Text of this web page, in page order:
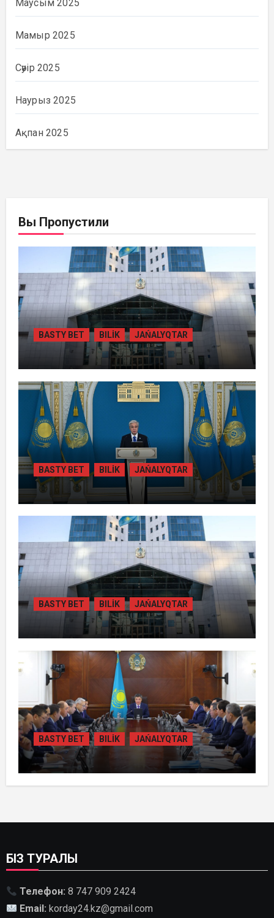
Маусым 2025
Мамыр 2025
Сәуір 2025
Наурыз 2025
Ақпан 2025
Вы Пропустили
BASTY BET BILİK JAŃALYQTAR
ЖАМБЫЛ ОБЛЫСЫНДА ҚАЙТАРЫЛҒАН
АКТИВТЕР ЕСЕБІНЕН 84 МЫҢ ТҰРҒЫН
ТҰРАҚТЫ ГАЗБЕН ҚАМТЫЛАДЫ
BASTY BET BILİK JAŃALYQTAR
ТОҚАЕВ БІРНЕШЕ ІРІ АВТОЖОЛ
ЖОБАСЫНЫҢ ҚҰРЫЛЫСЫН РЕСМИ
ТҮРДЕ БАСТАП БЕРДІ
BASTY BET BILİK JAŃALYQTAR
ҚАЗАҚСТАНДА ГИДРОЭНЕРГЕТИКАНЫ
ДАМЫТУДЫҢ 2035 ЖЫЛҒА ДЕЙІНГІ
ЖОСПАРЫ БЕКІТІЛДІ
BASTY BET BILİK JAŃALYQTAR
ОЛЖАС БЕКТЕНОВ ЭНЕРГЕТИКА
ЖӘНЕ КОММУНАЛДЫҚ
БІЗ ТУРАЛЫ
Телефон: 8 747 909 2424
Email: korday24.kz@gmail.com